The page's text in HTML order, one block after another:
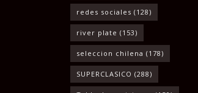
redes sociales (128)
river plate (153)
seleccion chilena (178)
SUPERCLASICO (288)